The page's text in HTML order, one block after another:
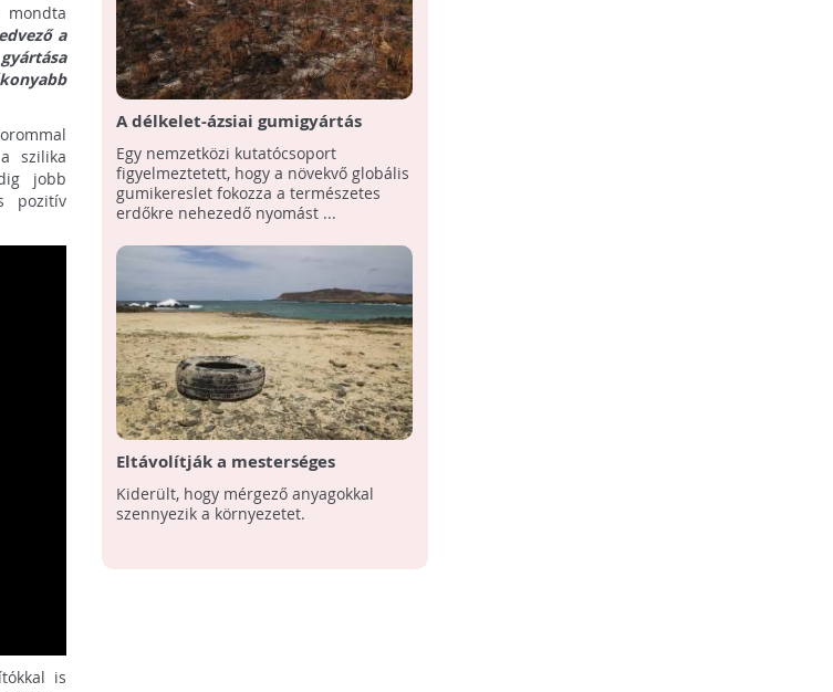
mondta
a
szilika
jobb
pozitív
is
A délkelet-ázsiai gumigyártás
okozta erdőpusztítás akár
háromszor nagyobb, mint
korábban azt feltételezték
Egy nemzetközi kutatócsoport
figyelmeztetett, hogy a növekvő globális
gumikereslet fokozza a természetes
erdőkre nehezedő nyomást ...
Eltávolítják a mesterséges
zátonynak szánt mérgező
autógumikat a francia vizekből
Kiderült, hogy mérgező anyagokkal
szennyezik a környezetet.